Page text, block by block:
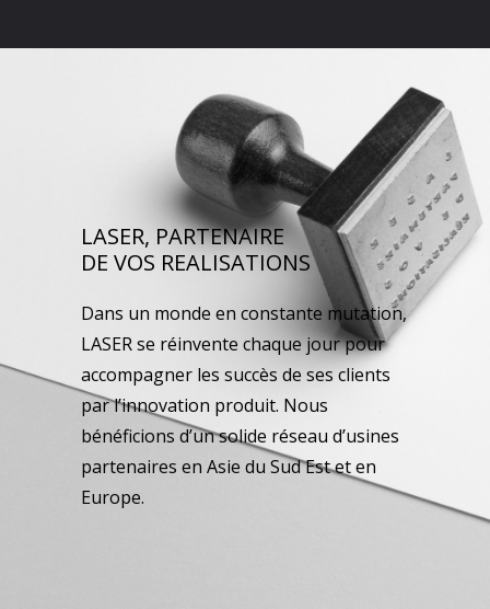
LASER, PARTENAIRE
DE VOS REALISATIONS
Dans un monde en constante mutation,
LASER se réinvente chaque jour pour
accompagner les succès de ses clients
par l’innovation produit. Nous
bénéficions d’un solide réseau d’usines
partenaires en Asie du Sud Est et en
Europe.